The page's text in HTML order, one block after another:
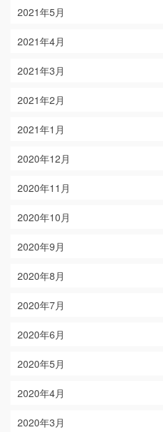
2021年5月
2021年4月
2021年3月
2021年2月
2021年1月
2020年12月
2020年11月
2020年10月
2020年9月
2020年8月
2020年7月
2020年6月
2020年5月
2020年4月
2020年3月